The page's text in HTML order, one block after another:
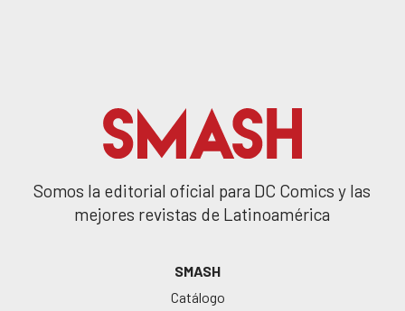
Somos la editorial oficial para DC Comics y las
mejores revistas de Latinoamérica
SMASH
Catálogo